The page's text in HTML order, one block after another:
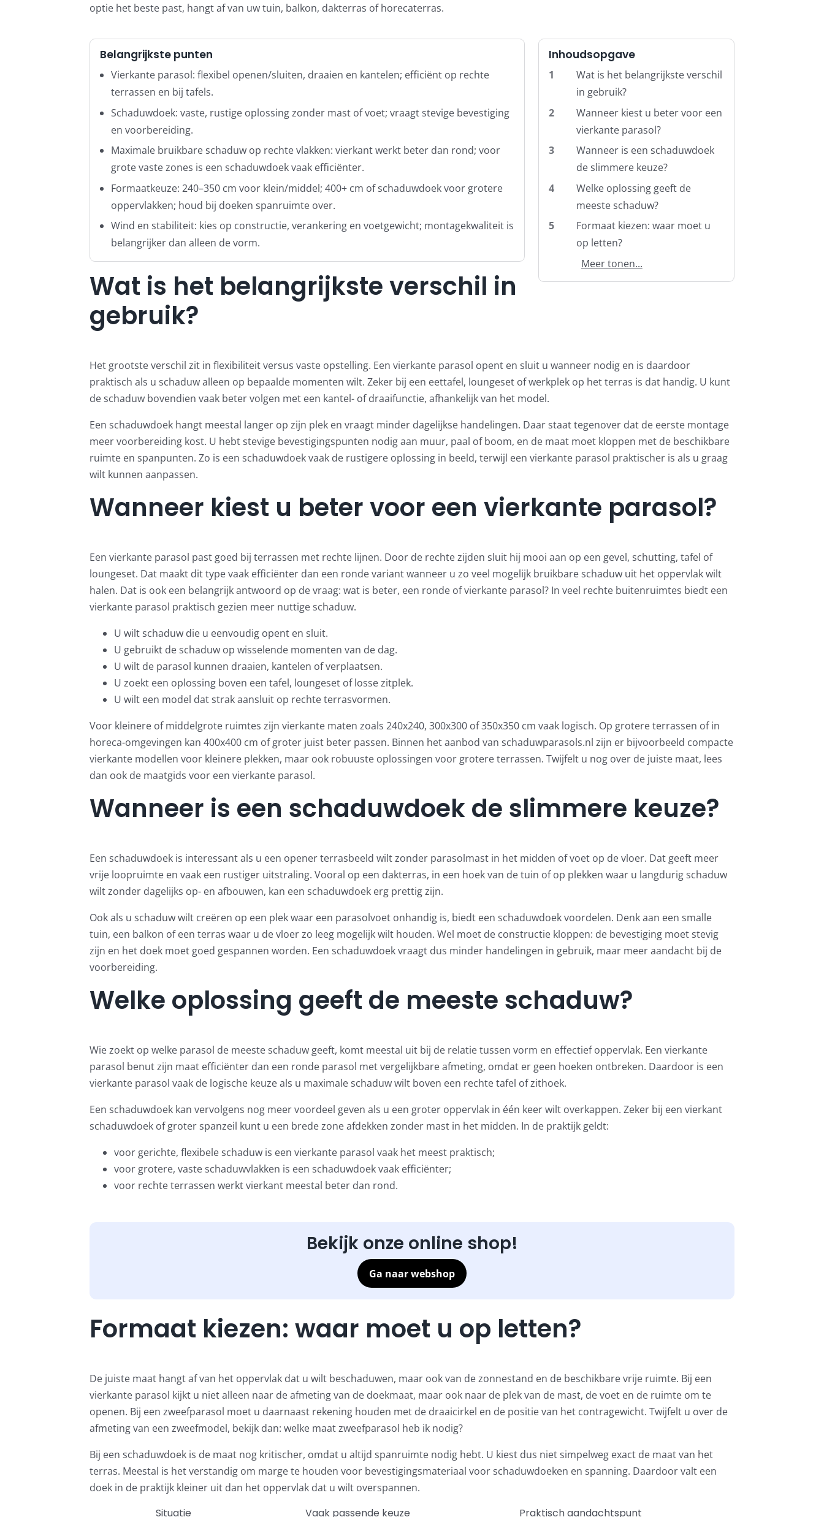
optie het beste past, hangt af van uw tuin, balkon, dakterras of horecaterras.
Inhoudsopgave
1
Wat is het belangrijkste verschil
in gebruik?
2
Wanneer kiest u beter voor een
vierkante parasol?
3
Wanneer is een schaduwdoek
de slimmere keuze?
4
Welke oplossing geeft de
meeste schaduw?
5
Formaat kiezen: waar moet u
op letten?
Meer tonen...
Belangrijkste punten
Vierkante parasol: flexibel openen/sluiten, draaien en kantelen; efficiënt op rechte
terrassen en bij tafels.
Schaduwdoek: vaste, rustige oplossing zonder mast of voet; vraagt stevige bevestiging
en voorbereiding.
Maximale bruikbare schaduw op rechte vlakken: vierkant werkt beter dan rond; voor
grote vaste zones is een schaduwdoek vaak efficiënter.
Formaatkeuze: 240–350 cm voor klein/middel; 400+ cm of schaduwdoek voor grotere
oppervlakken; houd bij doeken spanruimte over.
Wind en stabiliteit: kies op constructie, verankering en voetgewicht; montagekwaliteit is
belangrijker dan alleen de vorm.
Wat is het belangrijkste verschil in
gebruik?
Het grootste verschil zit in flexibiliteit versus vaste opstelling. Een vierkante parasol opent en sluit u wanneer nodig en is daardoor
praktisch als u schaduw alleen op bepaalde momenten wilt. Zeker bij een eettafel, loungeset of werkplek op het terras is dat handig. U kunt
de schaduw bovendien vaak beter volgen met een kantel- of draaifunctie, afhankelijk van het model.
Een schaduwdoek hangt meestal langer op zijn plek en vraagt minder dagelijkse handelingen. Daar staat tegenover dat de eerste montage
meer voorbereiding kost. U hebt stevige bevestigingspunten nodig aan muur, paal of boom, en de maat moet kloppen met de beschikbare
ruimte en spanpunten. Zo is een schaduwdoek vaak de rustigere oplossing in beeld, terwijl een vierkante parasol praktischer is als u graag
wilt kunnen aanpassen.
Wanneer kiest u beter voor een vierkante parasol?
Een vierkante parasol past goed bij terrassen met rechte lijnen. Door de rechte zijden sluit hij mooi aan op een gevel, schutting, tafel of
loungeset. Dat maakt dit type vaak efficiënter dan een ronde variant wanneer u zo veel mogelijk bruikbare schaduw uit het oppervlak wilt
halen. Dat is ook een belangrijk antwoord op de vraag: wat is beter, een ronde of vierkante parasol? In veel rechte buitenruimtes biedt een
vierkante parasol praktisch gezien meer nuttige schaduw.
U wilt schaduw die u eenvoudig opent en sluit.
U gebruikt de schaduw op wisselende momenten van de dag.
U wilt de parasol kunnen draaien, kantelen of verplaatsen.
U zoekt een oplossing boven een tafel, loungeset of losse zitplek.
U wilt een model dat strak aansluit op rechte terrasvormen.
Voor kleinere of middelgrote ruimtes zijn vierkante maten zoals 240x240, 300x300 of 350x350 cm vaak logisch. Op grotere terrassen of in
horeca-omgevingen kan 400x400 cm of groter juist beter passen. Binnen het aanbod van schaduwparasols.nl zijn er bijvoorbeeld compacte
vierkante modellen voor kleinere plekken, maar ook robuuste oplossingen voor grotere terrassen. Twijfelt u nog over de juiste maat, lees
dan ook de maatgids voor een vierkante parasol.
Wanneer is een schaduwdoek de slimmere keuze?
Een schaduwdoek is interessant als u een opener terrasbeeld wilt zonder parasolmast in het midden of voet op de vloer. Dat geeft meer
vrije loopruimte en vaak een rustiger uitstraling. Vooral op een dakterras, in een hoek van de tuin of op plekken waar u langdurig schaduw
wilt zonder dagelijks op- en afbouwen, kan een schaduwdoek erg prettig zijn.
Ook als u schaduw wilt creëren op een plek waar een parasolvoet onhandig is, biedt een schaduwdoek voordelen. Denk aan een smalle
tuin, een balkon of een terras waar u de vloer zo leeg mogelijk wilt houden. Wel moet de constructie kloppen: de bevestiging moet stevig
zijn en het doek moet goed gespannen worden. Een schaduwdoek vraagt dus minder handelingen in gebruik, maar meer aandacht bij de
voorbereiding.
Welke oplossing geeft de meeste schaduw?
Wie zoekt op welke parasol de meeste schaduw geeft, komt meestal uit bij de relatie tussen vorm en effectief oppervlak. Een vierkante
parasol benut zijn maat efficiënter dan een ronde parasol met vergelijkbare afmeting, omdat er geen hoeken ontbreken. Daardoor is een
vierkante parasol vaak de logische keuze als u maximale schaduw wilt boven een rechte tafel of zithoek.
Een schaduwdoek kan vervolgens nog meer voordeel geven als u een groter oppervlak in één keer wilt overkappen. Zeker bij een vierkant
schaduwdoek of groter spanzeil kunt u een brede zone afdekken zonder mast in het midden. In de praktijk geldt:
voor gerichte, flexibele schaduw is een vierkante parasol vaak het meest praktisch;
voor grotere, vaste schaduwvlakken is een schaduwdoek vaak efficiënter;
voor rechte terrassen werkt vierkant meestal beter dan rond.
Bekijk onze online shop!
Ga naar webshop
Formaat kiezen: waar moet u op letten?
De juiste maat hangt af van het oppervlak dat u wilt beschaduwen, maar ook van de zonnestand en de beschikbare vrije ruimte. Bij een
vierkante parasol kijkt u niet alleen naar de afmeting van de doekmaat, maar ook naar de plek van de mast, de voet en de ruimte om te
openen. Bij een zweefparasol moet u daarnaast rekening houden met de draaicirkel en de positie van het contragewicht. Twijfelt u over de
afmeting van een zweefmodel, bekijk dan: welke maat zweefparasol heb ik nodig?
Bij een schaduwdoek is de maat nog kritischer, omdat u altijd spanruimte nodig hebt. U kiest dus niet simpelweg exact de maat van het
terras. Meestal is het verstandig om marge te houden voor bevestigingsmateriaal voor schaduwdoeken en spanning. Daardoor valt een
doek in de praktijk kleiner uit dan het oppervlak dat u wilt overspannen.
Situatie Vaak passende keuze Praktisch aandachtspunt